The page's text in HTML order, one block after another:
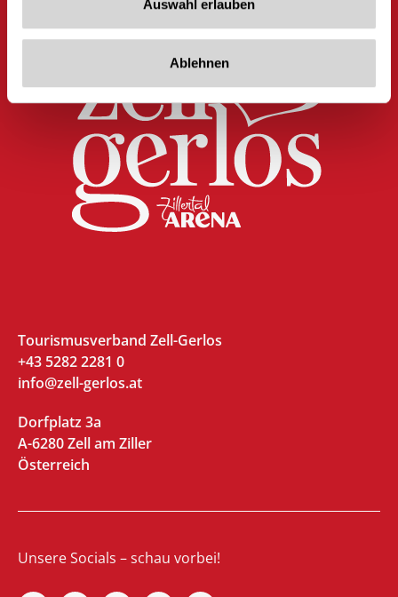
Auswahl erlauben
Ablehnen
Tourismusverband Zell-Gerlos
+43 5282 2281 0
info@zell-gerlos.at
Dorfplatz 3a
A-6280 Zell am Ziller
Österreich
Unsere Socials – schau vorbei!